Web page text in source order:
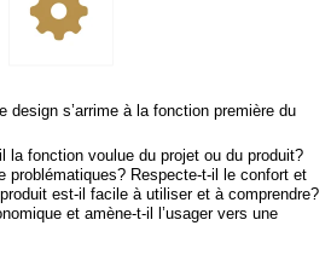
design s’arrime à la fonction première du
la fonction voulue du projet ou du produit?
problématiques? Respecte-t-il le confort et
est-il facile à utiliser et à comprendre?
et amène-t-il l’usager vers une